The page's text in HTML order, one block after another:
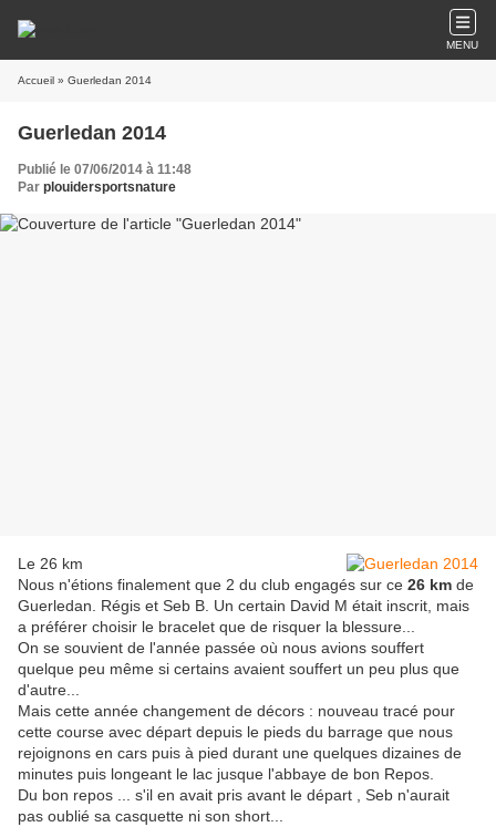
MENU
Accueil » Guerledan 2014
Guerledan 2014
Publié le 07/06/2014 à 11:48
Par plouidersportsnature
Le 26 km
Nous n'étions finalement que 2 du club engagés sur ce 26 km de
Guerledan. Régis et Seb B. Un certain David M était inscrit, mais
a préférer choisir le bracelet que de risquer la blessure...
On se souvient de l'année passée où nous avions souffert
quelque peu même si certains avaient souffert un peu plus que
d'autre...
Mais cette année changement de décors : nouveau tracé pour
cette course avec départ depuis le pieds du barrage que nous
rejoignons en cars puis à pied durant une quelques dizaines de
minutes puis longeant le lac jusque l'abbaye de bon Repos.
Du bon repos ... s'il en avait pris avant le départ , Seb n'aurait
pas oublié sa casquette ni son short...